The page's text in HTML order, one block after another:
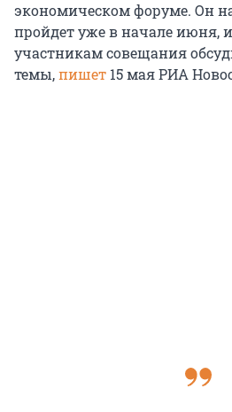
экономическом форуме. Он
пройдет уже в начале июня,
участникам совещания
темы,пишет 15 маяРИА